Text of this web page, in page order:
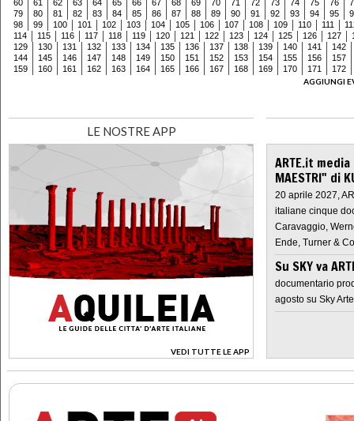
60 61 62 63 64 65 66 67 68 69 70 71 72 73 74 75 76
79
80 81 82 83 84 85 86 87 88 89 90 91 92 93 94 95
98
99 100 101 102 103 104 105 106 107 108 109 110 111
114
115 116 117 118 119 120 121 122 123 124 125 126 127
129
130 131 132 133 134 135 136 137 138 139 140 141
142
144
145 146 147 148 149 150 151 152 153 154 155 156
157
159
160 161 162 163 164 165 166 167 168 169 170 171
172
AGGIUNGI
LE NOSTRE APP
VEDI TUTTE LE APP
>
ARTE.it
MAESTRI" di
20 aprile 2027,
italiane cinque
Caravaggio,
Ende, Turner &
Su SKY va
documentario
agosto su Sky Arte